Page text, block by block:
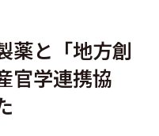
薬と「地方創
官学連携協